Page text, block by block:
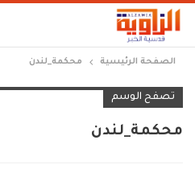
الصفحة الرئيسية محكمة_لندن
تصفح الوسم
محكمة_لندن